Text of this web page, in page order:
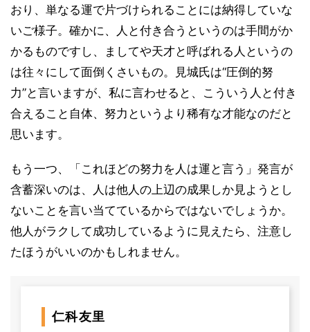
おり、単なる運で片づけられることには納得していな
いご様子。確かに、人と付き合うというのは手間がか
かるものですし、ましてや天才と呼ばれる人というの
は往々にして面倒くさいもの。見城氏は“圧倒的努
力”と言いますが、私に言わせると、こういう人と付き
合えること自体、努力というより稀有な才能なのだと
思います。
もう一つ、「これほどの努力を人は運と言う」発言が
含蓄深いのは、人は他人の上辺の成果しか見ようとし
ないことを言い当てているからではないでしょうか。
他人がラクして成功しているように見えたら、注意し
たほうがいいのかもしれません。
仁科友里